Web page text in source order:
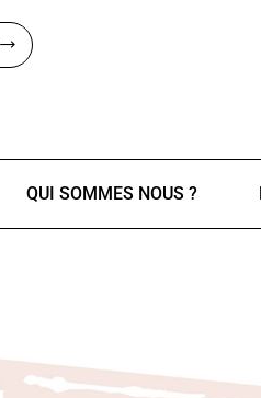
QUI SOMMES NOUS ?